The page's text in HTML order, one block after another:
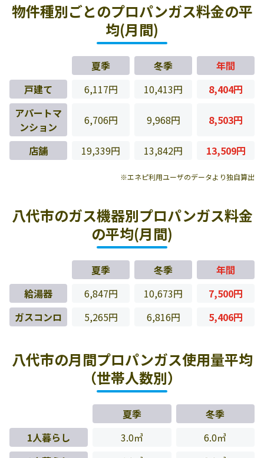
物件種別ごとのプロパンガス料金の平
均(月間)
夏季 冬季
年間
戸建て
6,117円 10,413円
8,404円
アパートマ
ンション
6,706円 9,968円 8,503円
店舗 19,339円 13,842円 13,509円
※エネピ利用ユーザのデータより独自算出
八代市のガス機器別プロパンガス料金
の平均(月間)
夏季 冬季
年間
給湯器
6,847円 10,673円
7,500円
ガスコンロ
5,265円 6,816円 5,406円
八代市の月間プロパンガス使用量平均
（世帯人数別）
夏季
冬季
1人暮らし
3.0㎥
6.0㎥